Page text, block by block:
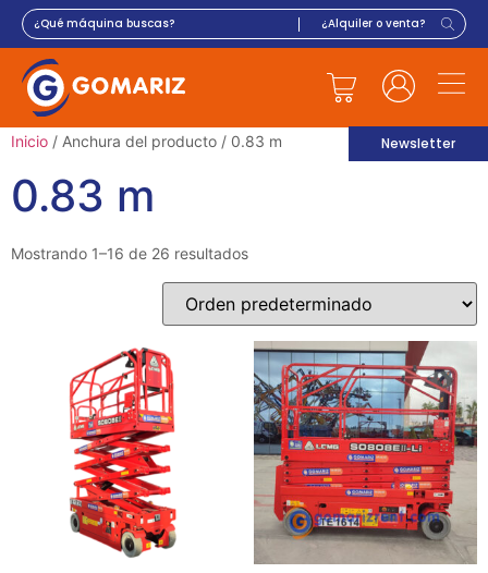
Newsletter
Inicio / Anchura del producto / 0.83 m
0.83 m
Mostrando 1–16 de 26 resultados